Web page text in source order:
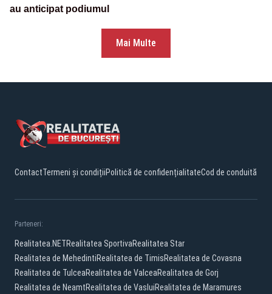
au anticipat podiumul
Mai Multe
ContactTermeni și condițiiPolitică de confidențialitateCod de conduită
Parteneri:
Realitatea.NETRealitatea SportivaRealitatea Star
Realitatea de MehedintiRealitatea de TimisRealitatea de Covasna
Realitatea de TulceaRealitatea de ValceaRealitatea de Gorj
Realitatea de NeamtRealitatea de VasluiRealitatea de Maramures